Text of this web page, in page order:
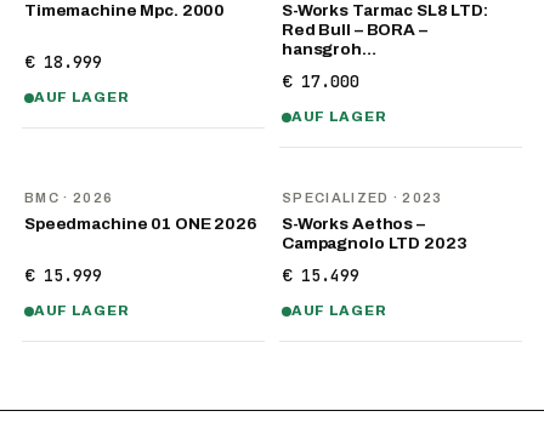
Timemachine Mpc. 2000
€ 18.999
AUF LAGER
S-Works Tarmac SL8 LTD:
Red Bull – BORA –
hansgroh…
€ 17.000
AUF LAGER
BMC · 2026
Speedmachine 01 ONE 2026
€ 15.999
AUF LAGER
SPECIALIZED · 2023
S-Works Aethos –
Campagnolo LTD 2023
€ 15.499
AUF LAGER